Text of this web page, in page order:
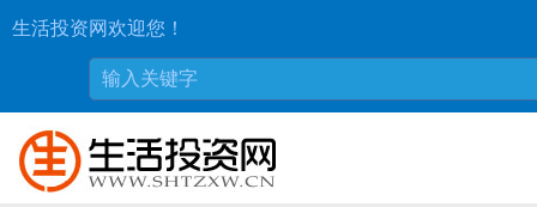
生活投资网欢迎您！